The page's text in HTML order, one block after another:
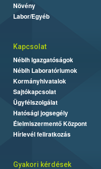
Növény
Labor/Egyéb
Kapcsolat
Nébih Igazgatóságok
Nébih Laboratóriumok
Kormányhivatalok
Sajtókapcsolat
Ügyfélszolgálat
Hatósági jogsegély
Élelmiszermentő Központ
Hírlevél feliratkozás
Gyakori kérdések